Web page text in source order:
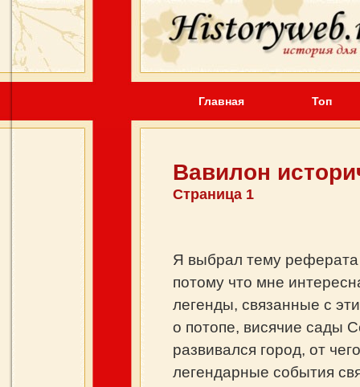
Главная Топ
Вавилон
Страница 1
Я выбрал тему
потому что мне
легенды, связанные с
о потопе, висячие сады
развивался город, от
легендарные события